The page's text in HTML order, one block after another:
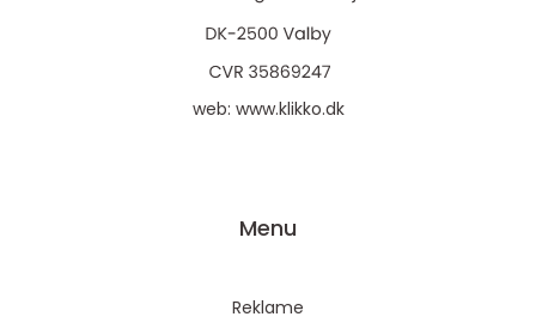
web: www.klikko.dk
Menu
Reklame